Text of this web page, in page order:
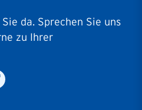
da. Sprechen Sie uns
zu Ihrer